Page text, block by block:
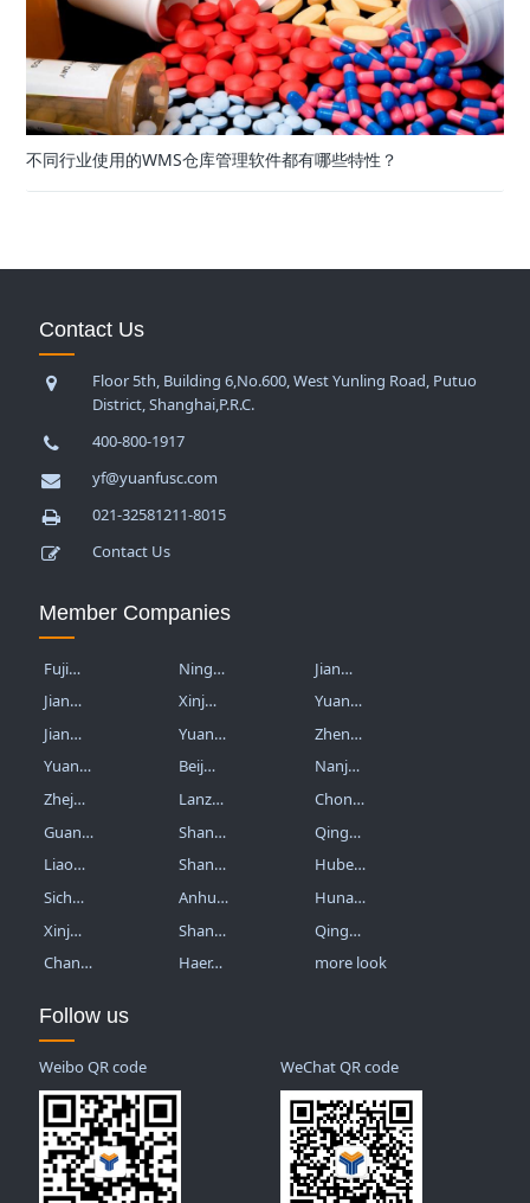
不同行业使用的WMS仓库管理软件都有哪些特性？
Contact Us
Floor 5th, Building 6,No.600, West Yunling Road, Putuo
District, Shanghai,P.R.C.
400-800-1917
yf@yuanfusc.com
021-32581211-8015
Contact Us
Member Companies
Fuji… Ning…
Jian…
Jian…
Xinj…
Yuan…
Jian…
Yuan…
Zhen…
Yuan…
Beij…
Nanj…
Zhej…
Lanz…
Chon…
Guan…
Shan…
Qing…
Liao…
Shan…
Hube…
Sich…
Anhu…
Huna…
Xinj…
Shan…
Qing…
Chan…
Haer… more look
Follow us
Weibo QR code WeChat QR code